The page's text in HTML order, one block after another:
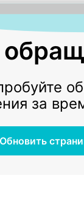
за
Обновить